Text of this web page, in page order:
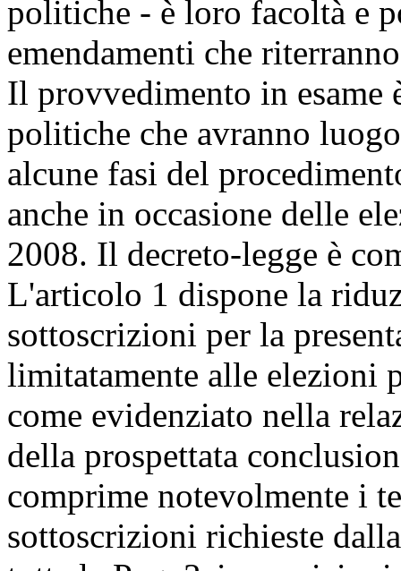
politiche - è loro facoltà e
emendamenti che
Il provvedimento in esame
politiche che avranno
alcune fasi del
anche in occasione delle
2008. Il decreto-legge è
L'articolo 1 dispone la
sottoscrizioni per la
limitatamente alle elezioni
come evidenziato nella
della prospettata
comprime notevolmente i
sottoscrizioni richieste